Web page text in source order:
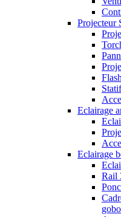
Projecteur
Statif
Eclairage
Eclairage
Rail
gobo